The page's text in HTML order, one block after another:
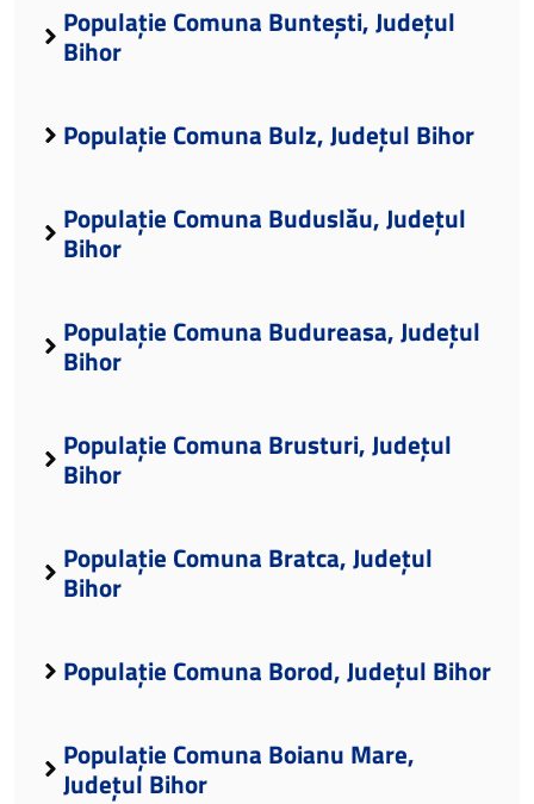
Populație Comuna Buntești, Județul
Bihor
Populație Comuna Bulz, Județul Bihor
Populație Comuna Buduslău, Județul
Bihor
Populație Comuna Budureasa, Județul
Bihor
Populație Comuna Brusturi, Județul
Bihor
Populație Comuna Bratca, Județul
Bihor
Populație Comuna Borod, Județul Bihor
Populație Comuna Boianu Mare,
Județul Bihor